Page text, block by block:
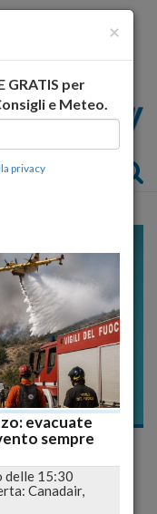
Vincite di
5 Milioni di Euro
×
GRATIS per
e Meteo.
privacy
evacuate
sempre
delle 15:30
Canadair,